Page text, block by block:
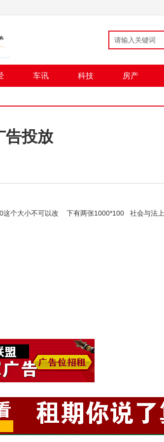
车讯 科技 房产
告投放
个大小不可以改 下有两张1000*100 社会与法上